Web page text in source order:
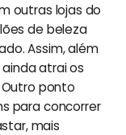
outras lojas do
de beleza
Assim, além
atrai os
ponto
para concorrer
mais